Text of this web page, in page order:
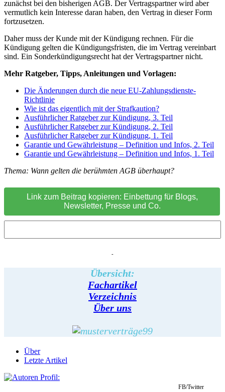
zunächst bei den bisherigen AGB. Der Vertragspartner wird aber
vermutlich kein Interesse daran haben, den Vertrag in dieser Form
fortzusetzen.
Daher muss der Kunde mit der Kündigung rechnen. Für die
Kündigung gelten die Kündigungsfristen, die im Vertrag vereinbart
sind. Ein Sonderkündigungsrecht hat der Vertragspartner nicht.
Mehr Ratgeber, Tipps, Anleitungen und Vorlagen:
Die Änderungen durch die neue EU-Zahlungsdienste-
Richtlinie
Wie ist das eigentlich mit der Strafkaution?
Ausführlicher Ratgeber zur Kündigung, 3. Teil
Ausführlicher Ratgeber zur Kündigung, 2. Teil
Ausführlicher Ratgeber zur Kündigung, 1. Teil
Garantie und Gewährleistung – Definition und Infos, 2. Teil
Garantie und Gewährleistung – Definition und Infos, 1. Teil
Thema: Wann gelten die berühmten AGB überhaupt?
Link zum Beitrag kopieren: Einbettung für Blogs,
Newsletter, Presse und Co.
-
Übersicht:
Fachartikel
Verzeichnis
Über uns
Über
Letzte Artikel
FB/Twitter